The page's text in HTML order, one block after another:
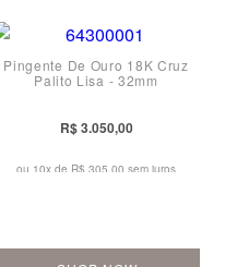
Pingente De Ouro 18K Cruz
Palito Lisa - 32mm
R$ 3.050,00
ou 10x de R$ 305,00 sem juros